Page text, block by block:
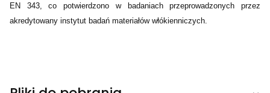
EN 343, co potwierdzono w badaniach przeprowadzonych przez
akredytowany instytut badań materiałów włókienniczych.